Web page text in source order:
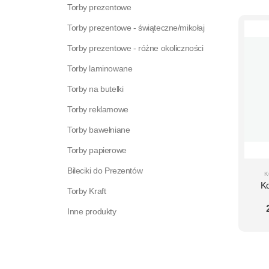
Torby prezentowe
Torby prezentowe - świąteczne/mikołaj
Torby prezentowe - różne okoliczności
Torby laminowane
Torby na butelki
Torby reklamowe
Torby bawełniane
Torby papierowe
Bileciki do Prezentów
Torby Kraft
Inne produkty